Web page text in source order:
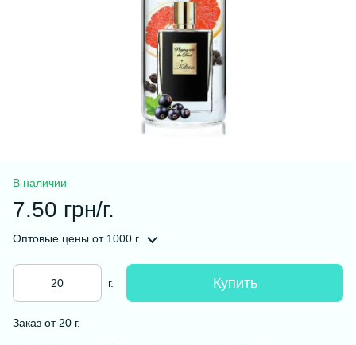
В наличии
7.50 грн/г.
Оптовые цены от 1000 г.
г. Купить
Заказ от 20 г.